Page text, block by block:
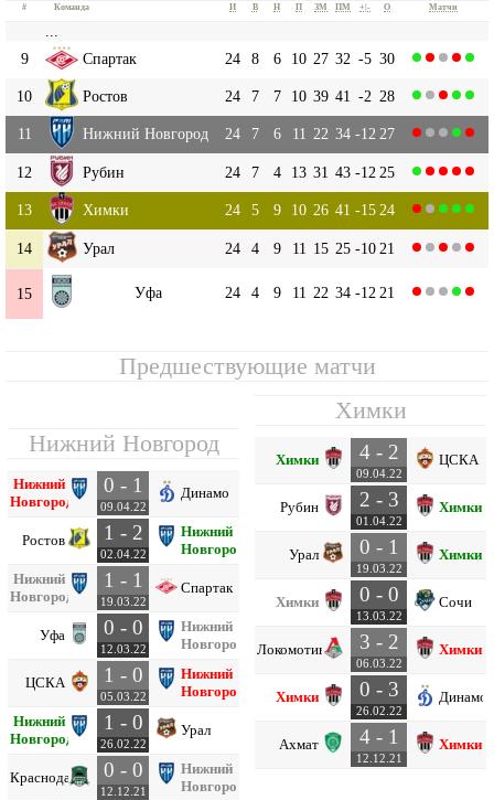
# Команда И В Н П ЗМ ПМ +|- О Матчи
9
Спартак 24 8 6 10 27 32 -5 30
10 Ростов 24 7 7 10 39 41 -2 28
11 Нижний Новгород 24 7 6 11 22 34 -12 27
12 Рубин 24 7 4 13 31 43 -12 25
13 Химки 24 5 9 10 26 41 -15 24
14 Урал 24 4 9 11 15 25 -10 21
15 Уфа 24 4 9 11 22 34 -12 21
Предшествующие матчи
Нижний Новгород
Нижний
Новгород
0 - 1
09.04.22
Динамо
Ростов 1 - 2
02.04.22
Нижний
Новгород
Нижний
Новгород
1 - 1
19.03.22
Спартак
Уфа 0 - 0
12.03.22
Нижний
Новгород
ЦСКА 1 - 0
05.03.22
Нижний
Новгород
Нижний
Новгород
1 - 0
26.02.22
Урал
Краснодар 0 - 0
12.12.21
Нижний
Новгород
Химки
Химки 4 - 2
09.04.22
ЦСКА
Рубин 2 - 3
01.04.22
Химки
Урал 0 - 1
19.03.22
Химки
Химки 0 - 0
13.03.22
Сочи
Локомотив 3 - 2
06.03.22
Химки
Химки 0 - 3
26.02.22
Динамо
Ахмат 4 - 1
12.12.21
Химки